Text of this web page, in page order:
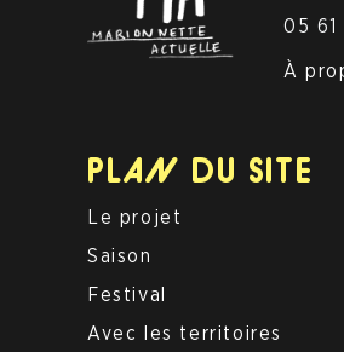
05
À
PLAN DU SITE
Le projet
Saison
Festival
Avec les territoires